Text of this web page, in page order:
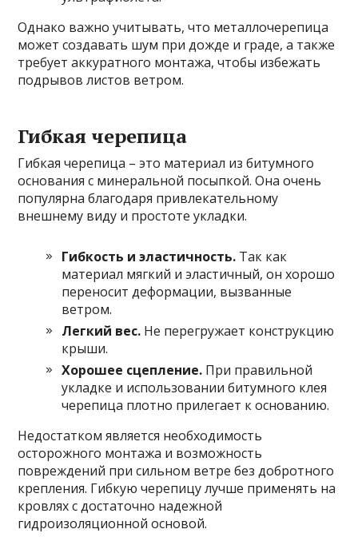
Однако важно учитывать, что металлочерепица
может создавать шум при дожде и граде, а также
требует аккуратного монтажа, чтобы избежать
подрывов листов ветром.
Гибкая черепица
Гибкая черепица – это материал из битумного
основания с минеральной посыпкой. Она очень
популярна благодаря привлекательному
внешнему виду и простоте укладки.
Гибкость и эластичность. Так как
материал мягкий и эластичный, он хорошо
переносит деформации, вызванные
ветром.
Легкий вес. Не перегружает конструкцию
крыши.
Хорошее сцепление. При правильной
укладке и использовании битумного клея
черепица плотно прилегает к основанию.
Недостатком является необходимость
осторожного монтажа и возможность
повреждений при сильном ветре без добротного
крепления. Гибкую черепицу лучше применять на
кровлях с достаточно надежной
гидроизоляционной основой.